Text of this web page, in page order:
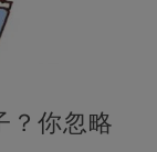
？你忽略